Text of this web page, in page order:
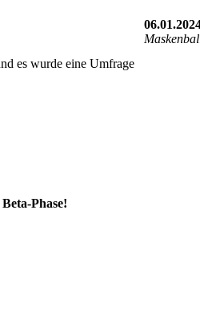
es wurde eine Umfrage
Beta-Phase!